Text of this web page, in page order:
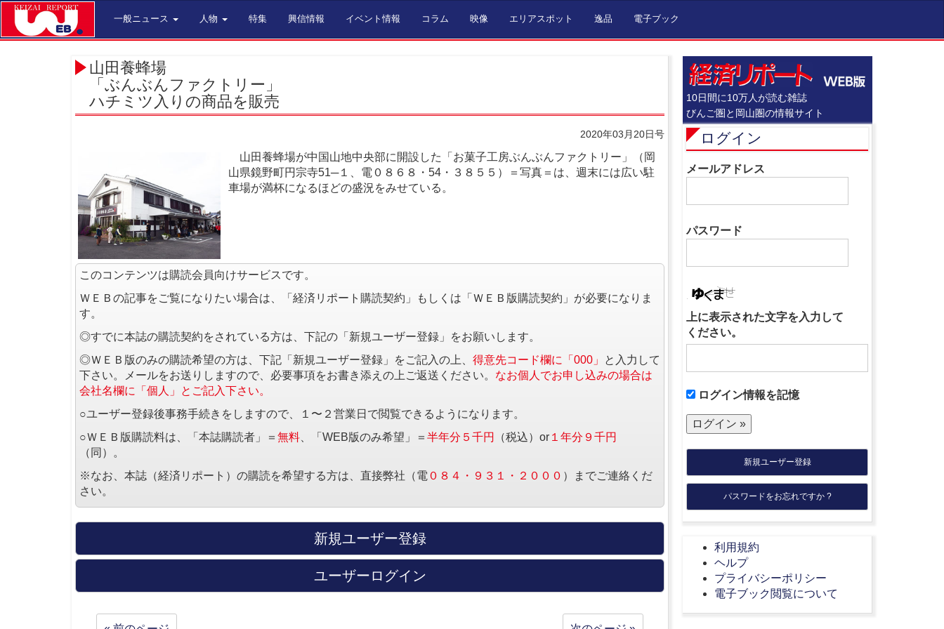
一般ニュース 人物 特集 興信情報 イベント情報 コラム 映像 エリアスポット 逸品 電子ブック
山田養蜂場
「ぶんぶんファクトリー」
ハチミツ入りの商品を販売
2020年03月20日号
山田養蜂場が中国山地中央部に開設した「お菓子工房ぶんぶんファクトリー」（岡
山県鏡野町円宗寺51─１、電０８６８・54・３８５５）＝写真＝は、週末には広い駐
車場が満杯になるほどの盛況をみせている。
このコンテンツは購読会員向けサービスです。
ＷＥＢの記事をご覧になりたい場合は、「経済リポート購読契約」もしくは「ＷＥＢ版購読契約」が必要になりま
す。
◎すでに本誌の購読契約をされている方は、下記の「新規ユーザー登録」をお願いします。
◎ＷＥＢ版のみの購読希望の方は、下記「新規ユーザー登録」をご記入の上、 得意先コード欄に「000」
と入力して
下さい。メールをお送りしますので、必要事項をお書き添えの上ご返送ください。 なお個人でお申し込みの場合は
会社名欄に「個人」とご記入下さい。
○ユーザー登録後事務手続きをしますので、１〜２営業日で閲覧できるようになります。
○ＷＥＢ版購読料は、「本誌購読者」＝ 無料 、「WEB版のみ希望」＝ 半年分５千円 （税込）or １年分９千円
（同）。
※なお、本誌（経済リポート）の購読を希望する方は、直接弊社（電 ０８４・９３１・２０００ ）までご連絡くだ
さい。
新規ユーザー登録
ユーザーログイン
10日間に10万人が読む雑誌
びんご圏と岡山圏の情報サイト
ログイン
メールアドレス
パスワード
上に表示された文字を入力して
ください。
ログイン情報を記憶
新規ユーザー登録
パスワードをお忘れですか ?
利用規約
ヘルプ
プライバシーポリシー
電子ブック閲覧について